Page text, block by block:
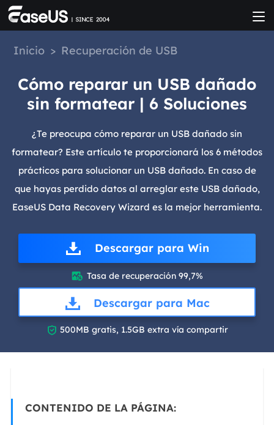
Inicio > Recuperación de USB
Cómo reparar un USB dañado
sin formatear | 6 Soluciones
¿Te preocupa cómo reparar un USB dañado sin
formatear? Este artículo te proporcionará los 6 métodos
prácticos para solucionar un USB dañado. En caso de
que hayas perdido datos al arreglar este USB dañado,
EaseUS Data Recovery Wizard es la mejor herramienta.
Descargar para Win
 Tasa de recuperación 99,7%
Descargar para Mac
 500MB gratis, 1.5GB extra vía compartir
CONTENIDO DE LA PÁGINA: